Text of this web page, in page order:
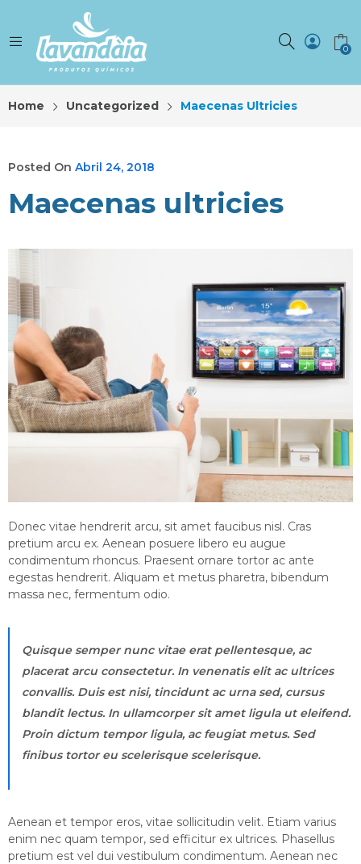
0
Home Uncategorized Maecenas Ultricies
Posted On Abril 24, 2018
Maecenas ultricies
Donec vitae hendrerit arcu, sit amet faucibus nisl. Cras
pretium arcu ex. Aenean posuere libero eu augue
condimentum rhoncus. Praesent ornare tortor ac ante
egestas hendrerit. Aliquam et metus pharetra, bibendum
massa nec, fermentum odio.
Quisque semper nunc vitae erat pellentesque, ac
placerat arcu consectetur. In venenatis elit ac ultrices
convallis. Duis est nisi, tincidunt ac urna sed, cursus
blandit lectus. In ullamcorper sit amet ligula ut eleifend.
Proin dictum tempor ligula, ac feugiat metus. Sed
finibus tortor eu scelerisque scelerisque.
Aenean et tempor eros, vitae sollicitudin velit. Etiam varius
enim nec quam tempor, sed efficitur ex ultrices. Phasellus
pretium est vel dui vestibulum condimentum. Aenean nec